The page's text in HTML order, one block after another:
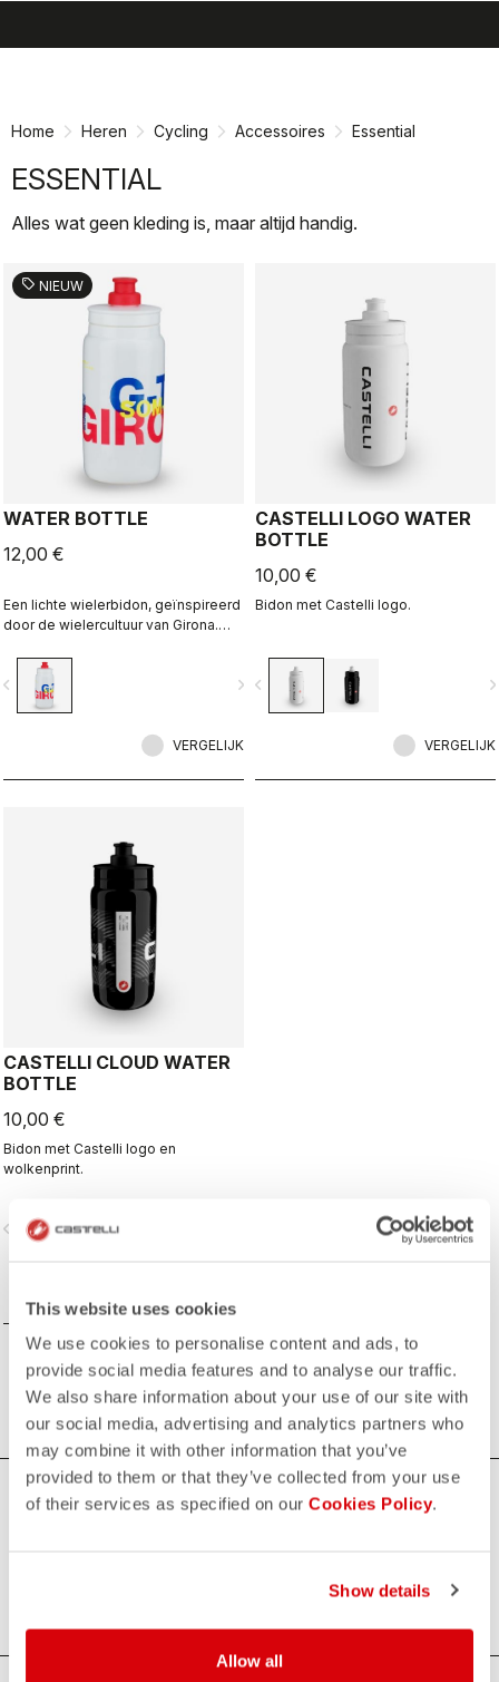
This website uses cookies
We use cookies to personalise content and ads, to
provide social media features and to analyse our traffic.
We also share information about your use of our site with
our social media, advertising and analytics partners who
may combine it with other information that you’ve
provided to them or that they’ve collected from your use
of their services as specified on our Cookies Policy.
Show details
Allow all
Home Heren Cycling Accessoires Essential
ESSENTIAL
Alles wat geen kleding is, maar altijd handig.
sell NIEUW
WATER BOTTLE
12,00 €
Een lichte wielerbidon, geïnspireerd
door de wielercultuur van Girona.
navigate_next
VERGELIJK
CASTELLI LOGO WATER
BOTTLE
10,00 €
Bidon met Castelli logo.
navigate_before
VERGELIJK
CASTELLI CLOUD WATER
BOTTLE
10,00 €
Bidon met Castelli logo en
wolkenprint.